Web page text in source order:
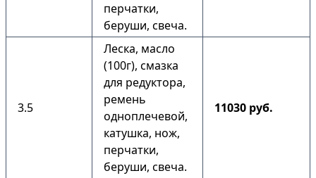
перчатки,
беруши, свеча.
3.5
Леска, масло
(100г), смазка
для редуктора,
ремень
одноплечевой,
катушка, нож,
перчатки,
беруши, свеча.
11030 руб.